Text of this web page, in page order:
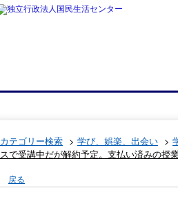
カテゴリー検索 > 学び、娯楽、出会い >
スで受講中だが解約予定。支払い済みの授
戻る